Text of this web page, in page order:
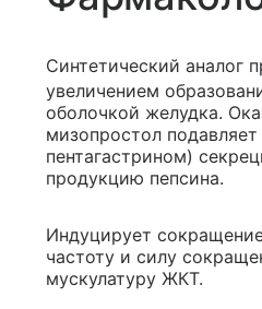
Синтетический аналог
увеличением
оболочкой желудка.
мизопростол
пентагастрином)
продукцию пепсина.
Индуцирует
частоту и силу
мускулатуру ЖКТ.